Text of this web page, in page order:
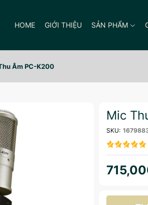
HOME GIỚI THIỆU SẢN PHẨM
Âm PC-K200
Mic
SKU: